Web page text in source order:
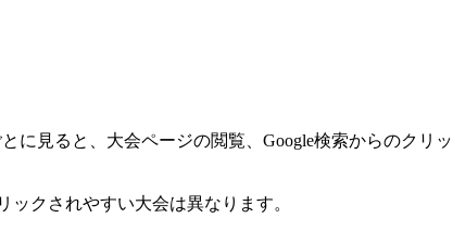
に見ると、大会ページの閲覧、Google検索からのクリ
クされやすい大会は異なります。